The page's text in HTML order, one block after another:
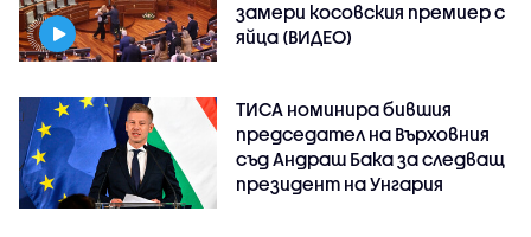
замери косовския премиер с
яйца (ВИДЕО)
ТИСА номинира бившия
председател на Върховния
съд Андраш Бака за следващ
президент на Унгария